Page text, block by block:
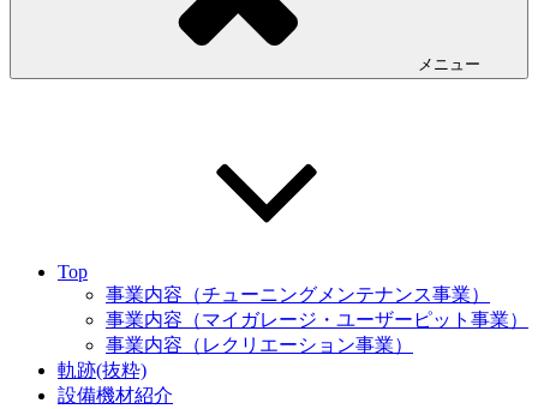
メニュー
Top
事業内容（チューニングメンテナンス事業）
事業内容（マイガレージ・ユーザーピット事業）
事業内容（レクリエーション事業）
軌跡(抜粋)
設備機材紹介